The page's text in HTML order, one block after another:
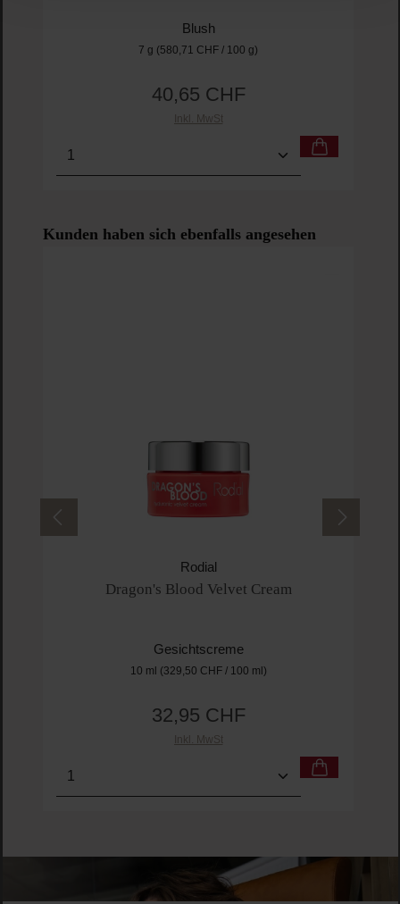
Blush
7 g (580,71 CHF / 100 g)
Regulärer Preis:
40,65 CHF
Inkl. MwSt
Produkt Anzahl: Gib den gewünschten Wert
Produktgalerie überspringen
Kunden haben sich ebenfalls angesehen
Rodial
Dragon's Blood Velvet Cream
Gesichtscreme
10 ml (329,50 CHF / 100 ml)
Regulärer Preis:
32,95 CHF
Inkl. MwSt
Produkt Anzahl: Gib den gewünschten Wert